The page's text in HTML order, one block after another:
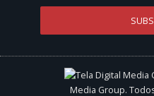
Media Group.